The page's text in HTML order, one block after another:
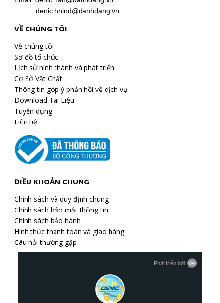
denic.hnind@danhdang.vn.
VỀ CHÚNG TÔI
Về chúng tôi
Sơ đồ tổ chức
Lịch sử hình thành và phát triển
Cơ Sở Vật Chất
Thông tin góp ý phản hồi về dịch vụ
Download Tài Liệu
Tuyển dụng
Liên hệ
ĐIỀU KHOẢN CHUNG
Chính sách và quy định chung
Chính sách bảo mật thông tin
Chính sách bảo hành
Hình thức thanh toán và giao hàng
Câu hỏi thường gặp